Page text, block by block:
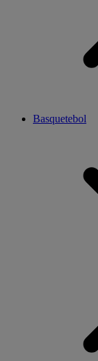
Basquetebol